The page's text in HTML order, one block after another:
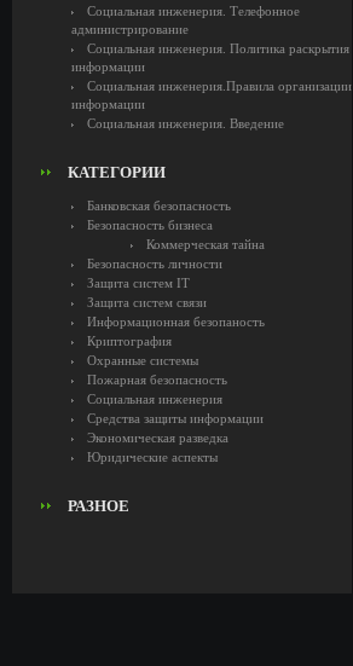
Социальная инженерия. Телефонное
администрирование
Социальная инженерия. Политика раскрытия
информации
Социальная инженерия.Правила организации
информации
Социальная инженерия. Введение
КАТЕГОРИИ
Банковская безопасность
Безопасность бизнеса
Коммерческая тайна
Безопасность личности
Защита систем IT
Защита систем связи
Информационная безопаность
Криптография
Охранные системы
Пожарная безопасность
Социальная инженерия
Средства защиты информации
Экономическая разведка
Юридические аспекты
РАЗНОЕ